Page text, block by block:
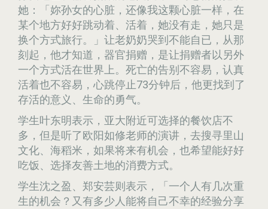
她：「妳孙女的心脏，还像我这颗心脏一样，在
某个地方好好跳动着、活着，她没有走，她只是
换个方式旅行。」让老奶奶哭到不能自已，从那
刻起，他才知道，器官捐赠，是让捐赠者以另外
一个方式活在世界上。死亡的告别不容易，认真
活着也不容易，心跳停止73分钟后，他更找到了
存活的意义、生命的勇气。
学生叶东明表示，亚大附近可选择的餐饮店不
多，但是听了欧阳如修老师的演讲，去搜寻里山
文化、海稻米，如果将来有机会，也希望能好好
吃饭、选择友善土地的消费方式。
学生沈之盈、郑安芸则表示，「一个人有几次重
生的机会？又有多少人能将自己不幸的经验分享